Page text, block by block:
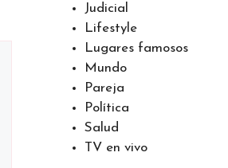
Judicial
Lifestyle
Lugares famosos
Mundo
Pareja
Política
Salud
TV en vivo